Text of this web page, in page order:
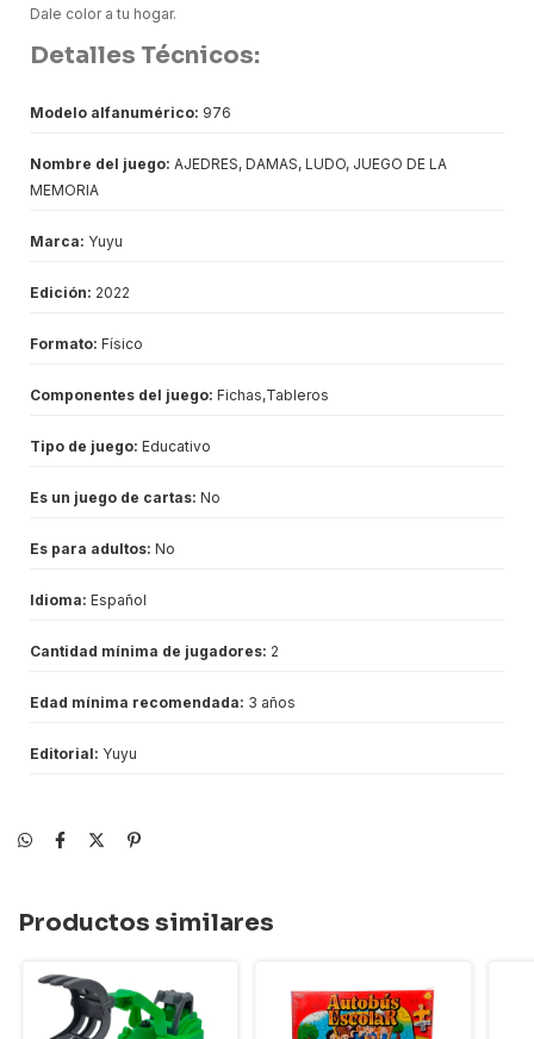
Dale color a tu hogar.
Detalles Técnicos:
Modelo alfanumérico: 976
Nombre del juego: AJEDRES, DAMAS, LUDO, JUEGO DE LA
MEMORIA
Marca: Yuyu
Edición: 2022
Formato: Físico
Componentes del juego: Fichas,Tableros
Tipo de juego: Educativo
Es un juego de cartas: No
Es para adultos: No
Idioma: Español
Cantidad mínima de jugadores: 2
Edad mínima recomendada: 3 años
Editorial: Yuyu
Productos similares